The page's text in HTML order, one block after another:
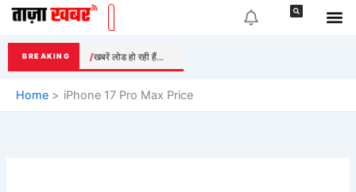
Skip
content
BREAKING खबरें लोड हो रही हैं...
Home iPhone 17 Pro Max Price